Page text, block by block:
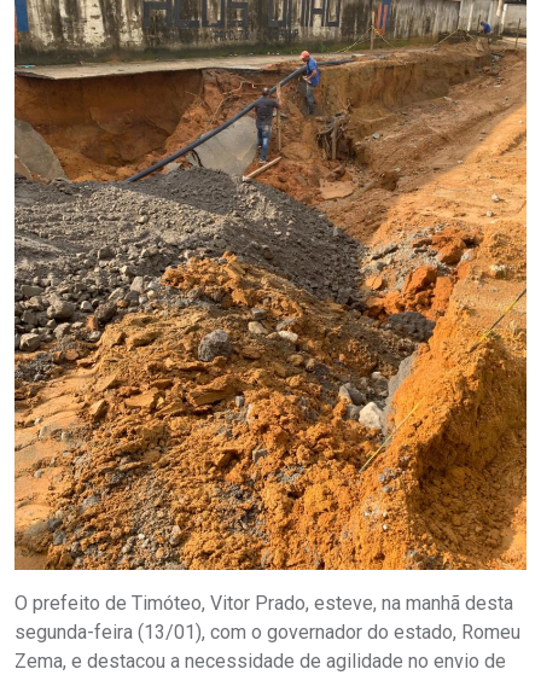
O prefeito de Timóteo, Vitor Prado, esteve, na manhã desta
segunda-feira (13/01), com o governador do estado, Romeu
Zema, e destacou a necessidade de agilidade no envio de